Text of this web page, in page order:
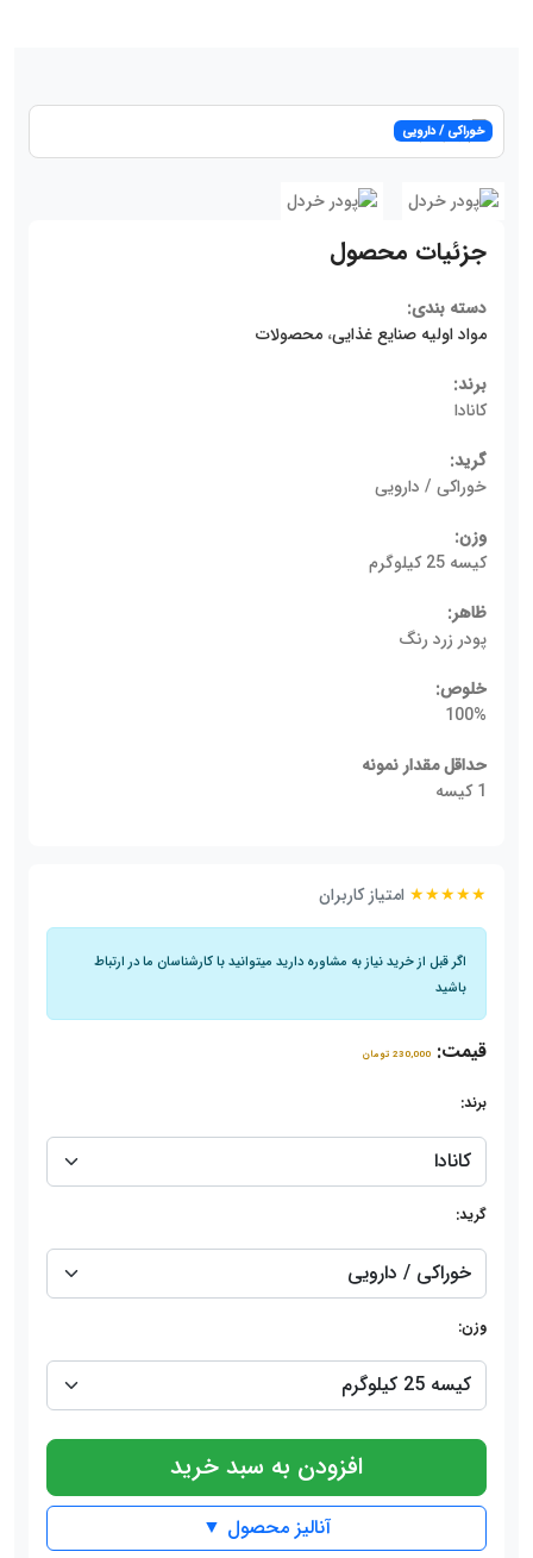
خوراکی / دارویی
جزئیات محصول
دسته بندی:
مواد اولیه صنایع غذایی، محصولات
برند:
کانادا
گرید:
خوراکی / دارویی
وزن:
کیسه 25 کیلوگرم
ظاهر:
پودر زرد رنگ
خلوص:
100%
حداقل مقدار نمونه
1 کیسه
★★★★★ امتیاز کاربران
اگر قبل از خرید نیاز به مشاوره دارید میتوانید با کارشناسان ما در ارتباط
باشید
قیمت: 230,000 تومان
برند:
گرید:
وزن:
افزودن به سبد خرید
آنالیز محصول ▼